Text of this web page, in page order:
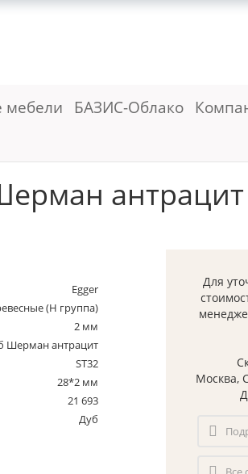
мебели БАЗИС-Облако
антрацит
Egger
(Н группа)
2 мм
Шерман антрацит
ST32
28*2 мм
21 693
Дуб
Для
Москва,